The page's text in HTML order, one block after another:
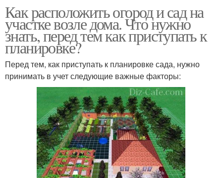
Как расположить огород и сад на
участке возле дома. Что нужно
знать, перед тем как приступать к
планировке?
Перед тем, как приступать к планировке сада, нужно
принимать в учет следующие важные факторы: